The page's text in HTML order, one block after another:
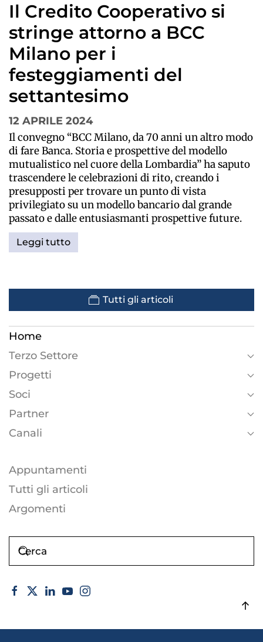
Il Credito Cooperativo si
stringe attorno a BCC
Milano per i
festeggiamenti del
settantesimo
12 APRILE 2024
Il convegno “BCC Milano, da 70 anni un altro modo
di fare Banca. Storia e prospettive del modello
mutualistico nel cuore della Lombardia” ha saputo
trascendere le celebrazioni di rito, creando i
presupposti per trovare un punto di vista
privilegiato su un modello bancario dal grande
passato e dalle entusiasmanti prospettive future.
Leggi tutto
Tutti gli articoli
Home
Terzo Settore
Progetti
Soci
Partner
Canali
Appuntamenti
Tutti gli articoli
Argomenti